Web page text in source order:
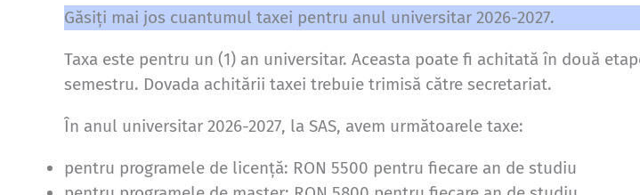
Găsiți mai jos cuantumul taxei pentru anul universitar 2026-2027.
Taxa este pentru un (1) an universitar. Aceasta poate fi achitată în două
semestru. Dovada achitării taxei trebuie trimisă către secretariat.
În anul universitar 2026-2027, la SAS, avem următoarele taxe:
pentru programele de licență: RON 5500 pentru fiecare an de studiu